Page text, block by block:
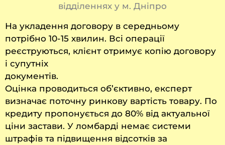
відділеннях у м. Дніпро
На укладення договору в середньому
потрібно 10-15 хвилин. Всі операції
реєструються, клієнт отримує копію договору
і супутніх
документів.
Оцінка проводиться об’єктивно, експерт
визначає поточну ринкову вартість товару. По
кредиту пропонується до 80% від актуальної
ціни застави. У ломбарді немає системи
штрафів та підвищення відсотків за